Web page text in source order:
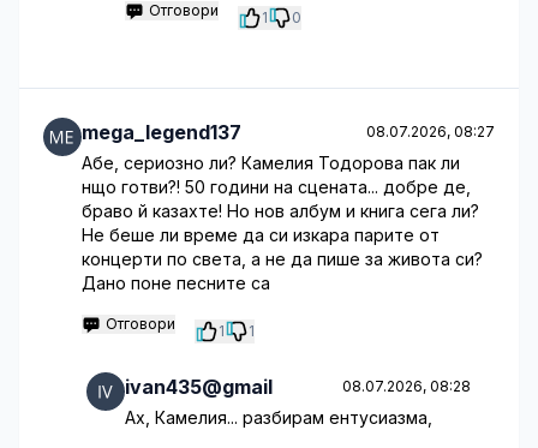
Отговори 1 0
mega_legend137 08.07.2026, 08:27
Абе, сериозно ли? Камелия Тодорова пак ли
нщо готви?! 50 години на сцената... добре де,
браво й казахте! Но нов албум и книга сега ли?
Не беше ли време да си изкара парите от
концерти по света, а не да пише за живота си?
Дано поне песните са
Отговори 1 1
ivan435@gmail 08.07.2026, 08:28
Ах, Камелия... разбирам ентусиазма,